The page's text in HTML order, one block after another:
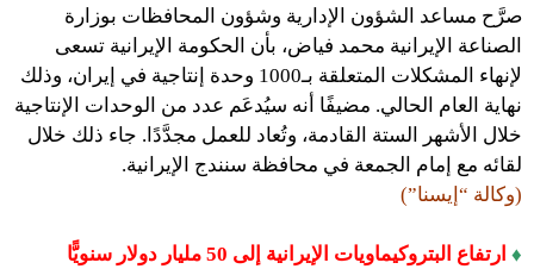
صرَّح مساعد الشؤون الإدارية وشؤون المحافظات بوزارة
الصناعة الإيرانية محمد فياض، بأن الحكومة الإيرانية تسعى
لإنهاء المشكلات المتعلقة بـ1000 وحدة إنتاجية في إيران، وذلك
نهاية العام الحالي. مضيفًا أنه سيُدعَم عدد من الوحدات الإنتاجية
خلال الأشهر الستة القادمة، وتُعاد للعمل مجدَّدًا. جاء ذلك خلال
لقائه مع إمام الجمعة في محافظة سنندج الإيرانية.
(وكالة “إيسنا”)
♦ ارتفاع البتروكيماويات الإيرانية إلى 50 مليار دولار سنويًّا